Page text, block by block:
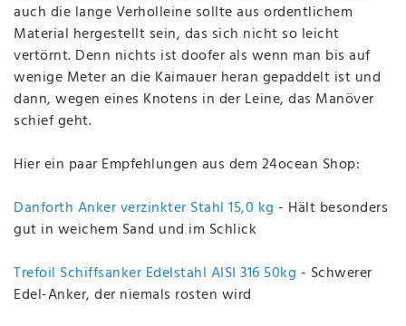
auch die lange Verholleine sollte aus ordentlichem
Material hergestellt sein, das sich nicht so leicht
vertörnt. Denn nichts ist doofer als wenn man bis auf
wenige Meter an die Kaimauer heran gepaddelt ist und
dann, wegen eines Knotens in der Leine, das Manöver
schief geht.
Hier ein paar Empfehlungen aus dem 24ocean Shop:
Danforth Anker verzinkter Stahl 15,0 kg - Hält besonders
gut in weichem Sand und im Schlick
Trefoil Schiffsanker Edelstahl AISI 316 50kg - Schwerer
Edel-Anker, der niemals rosten wird